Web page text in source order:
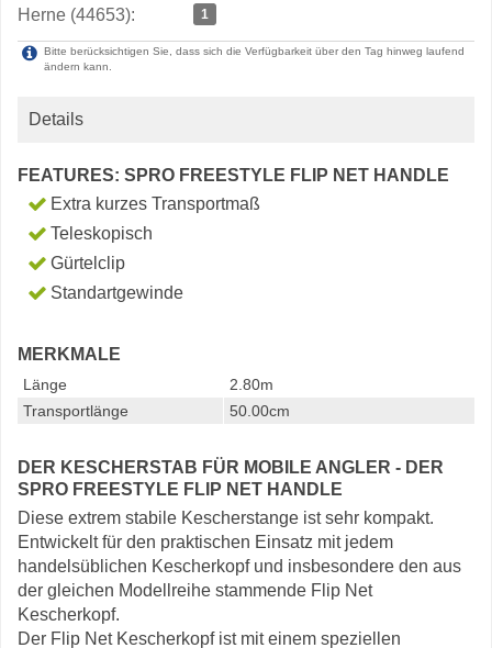
Herne (44653): 1
Bitte berücksichtigen Sie, dass sich die Verfügbarkeit über den Tag hinweg laufend
ändern kann.
Details
FEATURES: SPRO FREESTYLE FLIP NET HANDLE
Extra kurzes Transportmaß
Teleskopisch
Gürtelclip
Standartgewinde
MERKMALE
Länge
2.80m
Transportlänge
50.00cm
DER KESCHERSTAB FÜR MOBILE ANGLER - DER
SPRO FREESTYLE FLIP NET HANDLE
Diese extrem stabile Kescherstange ist sehr kompakt.
Entwickelt für den praktischen Einsatz mit jedem
handelsüblichen Kescherkopf und insbesondere den aus
der gleichen Modellreihe stammende Flip Net
Kescherkopf.
Der Flip Net Kescherkopf ist mit einem speziellen